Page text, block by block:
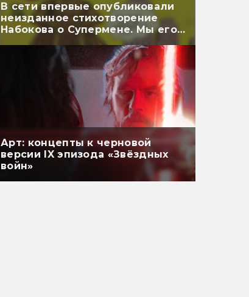
В сети впервые опубликовали
неизданное стихотворение
Набокова о Супермене. Мы его
перевели
Арт: концепты к черновой
версии IX эпизода «Звёздных
войн»